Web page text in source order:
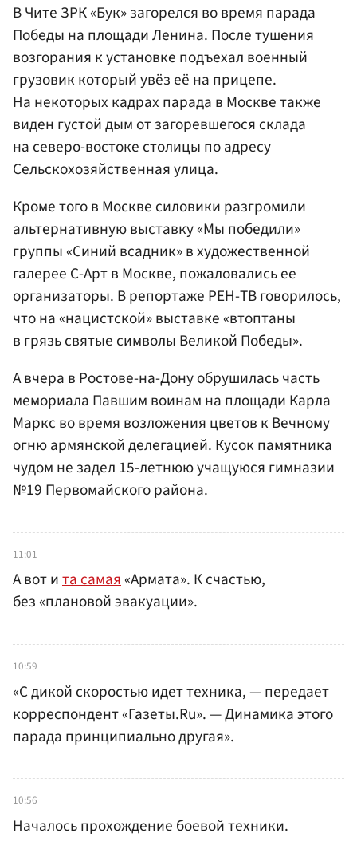
В Чите ЗРК «Бук» загорелся во время парада
Победы на площади Ленина. После тушения
возгорания к установке подъехал военный
грузовик который увёз её на прицепе.
На некоторых кадрах парада в Москве также
виден густой дым от загоревшегося склада
на северо-востоке столицы по адресу
Сельскохозяйственная улица.
Кроме того в Москве силовики разгромили
альтернативную выставку «Мы победили»
группы «Синий всадник» в художественной
галерее С-Арт в Москве, пожаловались ее
организаторы. В репортаже РЕН-ТВ говорилось,
что на «нацистской» выставке «втоптаны
в грязь святые символы Великой Победы».
А вчера в Ростове-на-Дону обрушилась часть
мемориала Павшим воинам на площади Карла
Маркс во время возложения цветов к Вечному
огню армянской делегацией. Кусок памятника
чудом не задел 15-летнюю учащуюся гимназии
№19 Первомайского района.
11:01
А вот ита самая«Армата». К счастью,
без «плановой эвакуации».
10:59
«С дикой скоростью идет техника, — передает
корреспондент «Газеты.Ru». — Динамика этого
парада принципиально другая».
10:56
Началось прохождение боевой техники.